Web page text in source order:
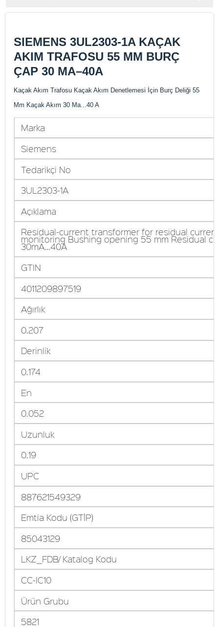
SIEMENS 3UL2303-1A KAÇAK
AKIM TRAFOSU 55 MM BURÇ
ÇAP 30 MA–40A
Kaçak Akım Trafosu Kaçak Akım Denetlemesi İçin Burç Deliği 55
Mm Kaçak Akım 30 Ma...40 A
Marka
Siemens
Tedarikçi No
3UL2303-1A
Açıklama
Residual-current transformer for residual
monitoring Bushing opening 55 mm Residual
30mA...40A
GTIN
4011209897519
Ağırlık
0.207
Derinlik
0.174
En
0.052
Uzunluk
0.19
UPC
887621549329
Emtia Kodu (GTİP)
85043129
LKZ_FDB/ Katalog Kodu
CC-IC10
Ürün Grubu
5821